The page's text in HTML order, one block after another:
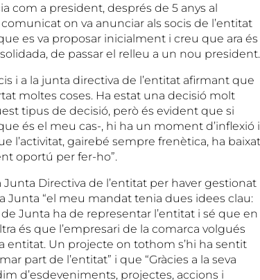
com a president, després de 5 anys al
on va anunciar als socis de l’entitat
es va proposar inicialment i creu que ara és
de passar el relleu a un nou president.
i a la junta directiva de l’entitat afirmant que
moltes coses. Ha estat una decisió molt
tipus de decisió, però és evident que si
és el meu cas-, hi ha un moment d’inflexió i
l’activitat, gairebé sempre frenètica, ha baixat
oportú per fer-ho”.
Directiva de l’entitat per haver gestionat
Junta “el meu mandat tenia dues idees clau:
Junta ha de representar l’entitat i sé que en
és que l’empresari de la comarca volgués
entitat. Un projecte on tothom s’hi ha sentit
part de l’entitat” i que “Gràcies a la seva
d’esdeveniments, projectes, accions i